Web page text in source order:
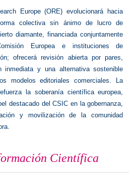
Europe (ORE) evolucionará hacia
colectiva sin ánimo de lucro de
diamante, financiada conjuntamente
Europea e instituciones de
ofrecerá revisión abierta por pares,
inmediata y una alternativa sostenible
modelos editoriales comerciales. La
la soberanía científica europea,
destacado del CSIC en la gobernanza,
y movilización de la comunidad
Científica